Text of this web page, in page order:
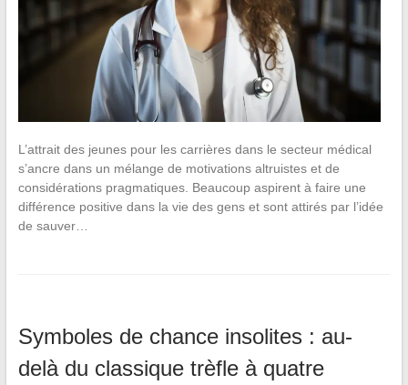
L’attrait des jeunes pour les carrières dans le secteur médical
s’ancre dans un mélange de motivations altruistes et de
considérations pragmatiques. Beaucoup aspirent à faire une
différence positive dans la vie des gens et sont attirés par l’idée
de sauver…
Symboles de chance insolites : au-
delà du classique trèfle à quatre